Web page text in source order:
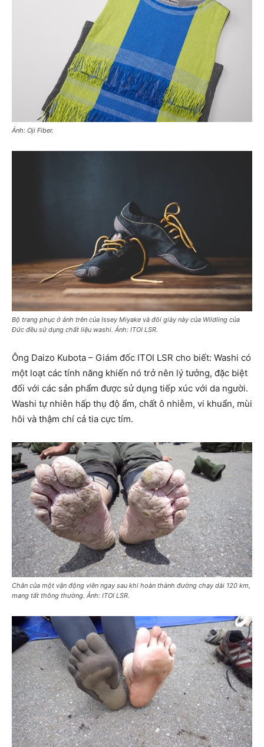
Ảnh: Oji Fiber.
Bộ trang phục ở ảnh trên của Issey Miyake và đôi giày này của Wildling của
Đức đều sử dụng chất liệu washi. Ảnh: ITOI LSR.
Ông Daizo Kubota – Giám đốc ITOI LSR cho biết: Washi có
một loạt các tính năng khiến nó trở nên lý tưởng, đặc biệt
đối với các sản phẩm được sử dụng tiếp xúc với da người.
Washi tự nhiên hấp thụ độ ẩm, chất ô nhiễm, vi khuẩn, mùi
hôi và thậm chí cả tia cực tím.
Chân của một vận động viên ngay sau khi hoàn thành đường chạy dài 120 km,
mang tất thông thường. Ảnh: ITOI LSR.